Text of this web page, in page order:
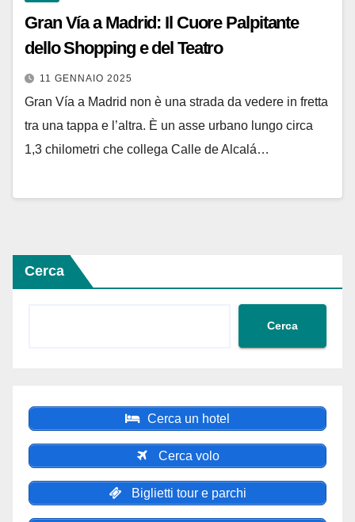
Gran Vía a Madrid: Il Cuore Palpitante
dello Shopping e del Teatro
11 GENNAIO 2025
Gran Vía a Madrid non è una strada da vedere in fretta
tra una tappa e l’altra. È un asse urbano lungo circa
1,3 chilometri che collega Calle de Alcalá…
Cerca
Cerca
Cerca un hotel
Cerca volo
Biglietti tour e parchi